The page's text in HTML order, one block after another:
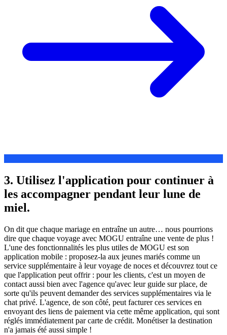
3. Utilisez l'application pour continuer à
les accompagner pendant leur lune de
miel.
On dit que chaque mariage en entraîne un autre… nous pourrions
dire que chaque voyage avec MOGU entraîne une vente de plus !
L'une des fonctionnalités les plus utiles de MOGU est son
application mobile : proposez-la aux jeunes mariés comme un
service supplémentaire à leur voyage de noces et découvrez tout ce
que l'application peut offrir : pour les clients, c'est un moyen de
contact aussi bien avec l'agence qu'avec leur guide sur place, de
sorte qu'ils peuvent demander des services supplémentaires via le
chat privé. L'agence, de son côté, peut facturer ces services en
envoyant des liens de paiement via cette même application, qui sont
réglés immédiatement par carte de crédit. Monétiser la destination
n'a jamais été aussi simple !